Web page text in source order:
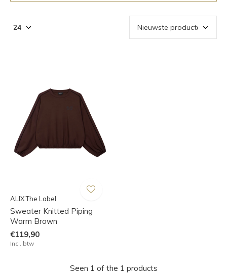
ALIX The Label
Sweater Knitted Piping
Warm Brown
€119,90
Incl. btw
Seen 1 of the 1 products